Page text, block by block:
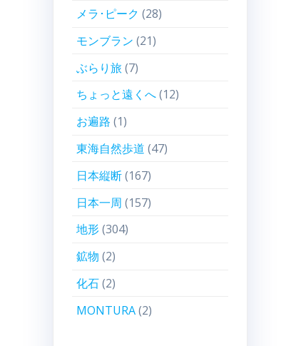
メラ･ピーク (28)
モンブラン (21)
ぶらり旅 (7)
ちょっと遠くへ(12)
お遍路 (1)
東海自然歩道 (47)
日本縦断(167)
日本一周 (157)
地形(304)
鉱物 (2)
化石(2)
MONTURA(2)